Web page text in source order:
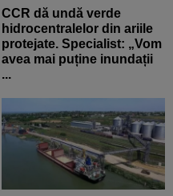
CCR dă undă verde
hidrocentralelor din ariile
protejate. Specialist: „Vom
avea mai puține inundații
...